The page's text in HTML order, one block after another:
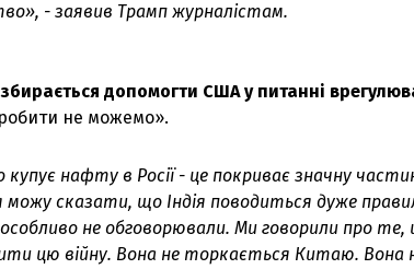
- заявив Трамп журналістам.
збирається допомогти США у питанні
не можемо».
купує нафту в Росії - це покриває значну
сказати, що Індія поводиться дуже
не обговорювали. Ми говорили про те,
цю війну. Вона не торкається Китаю. Вона